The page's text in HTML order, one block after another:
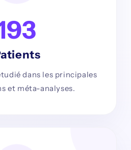
dans les principales
et méta-analyses.